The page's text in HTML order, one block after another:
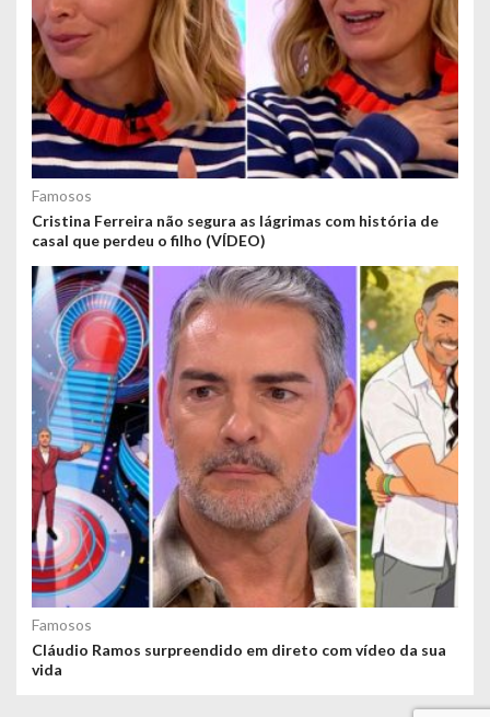
Famosos
Cristina Ferreira não segura as lágrimas com história de
casal que perdeu o filho (VÍDEO)
Famosos
Cláudio Ramos surpreendido em direto com vídeo da sua
vida